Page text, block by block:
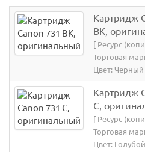
Картридж
BK,
[ Ресурс
Торговая
Цвет: Черный
Картридж
C,
[ Ресурс
Торговая
Цвет: